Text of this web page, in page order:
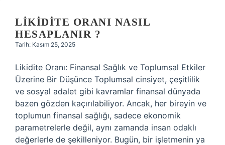
LIKIDITE ORANI NASIL
HESAPLANIR ?
Tarih: Kasım 25, 2025
Likidite Oranı: Finansal Sağlık ve Toplumsal Etkiler
Üzerine Bir Düşünce Toplumsal cinsiyet, çeşitlilik
ve sosyal adalet gibi kavramlar finansal dünyada
bazen gözden kaçırılabiliyor. Ancak, her bireyin ve
toplumun finansal sağlığı, sadece ekonomik
parametrelerle değil, aynı zamanda insan odaklı
değerlerle de şekilleniyor. Bugün, bir işletmenin ya